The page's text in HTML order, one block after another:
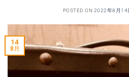
POSTED ON 2022年8月14
14
8月